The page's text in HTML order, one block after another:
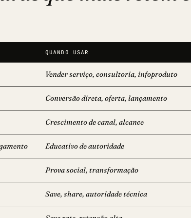
QUANDO USAR
Vender serviço, consultoria, infoproduto
Conversão direta, oferta, lançamento
Crescimento de canal, alcance
Educativo de autoridade
Prova social, transformação
Save, share, autoridade técnica